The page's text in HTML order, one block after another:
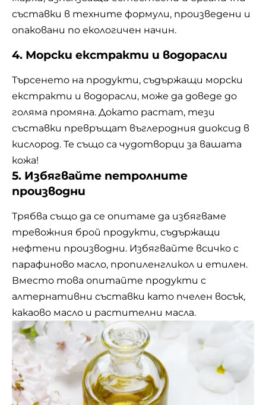
съставки в техните формули, произведени и
опаковани по екологичен начин.
4. Морски екстракти и водорасли
Търсенето на продукти, съдържащи морски
екстракти и водорасли, може да доведе до
голяма промяна. Докато растат, тези
съставки превръщат въглеродния диоксид в
кислород. Те също са чудотворци за вашата
кожа!
5. Избягвайте петролните
производни
Трябва също да се опитаме да избягваме
тревожния брой продукти, съдържащи
нефтени производни. Избягвайте всичко с
парафиново масло, пропиленгликол и етилен.
Вместо това опитайте продукти с
алтернативни съставки като пчелен восък,
какаово масло и растителни масла.